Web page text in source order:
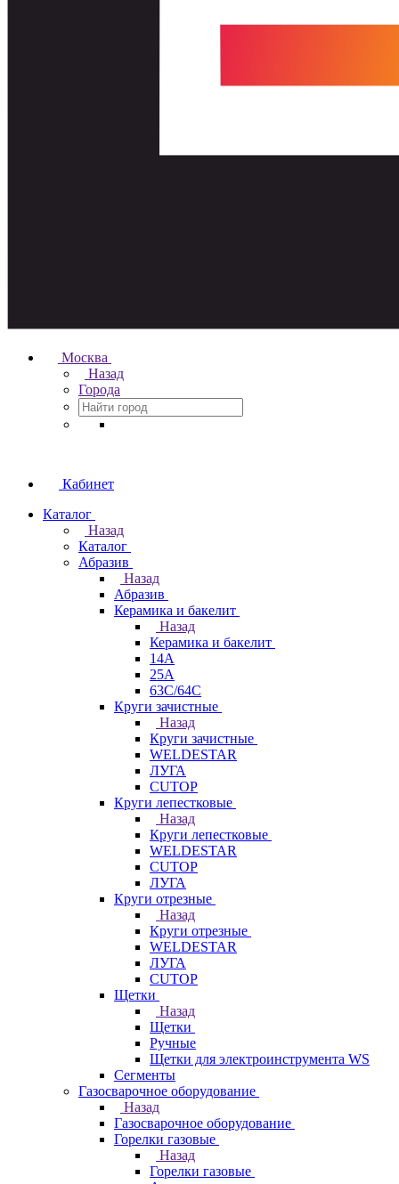
Москва
Назад
Города
Кабинет
Каталог
Назад
Каталог
Абразив
Назад
Абразив
Керамика и бакелит
Назад
Керамика и бакелит
14А
25А
63С/64С
Круги зачистные
Назад
Круги зачистные
WELDESTAR
ЛУГА
CUTOP
Круги лепестковые
Назад
Круги лепестковые
WELDESTAR
CUTOP
ЛУГА
Круги отрезные
Назад
Круги отрезные
WELDESTAR
ЛУГА
CUTOP
Щетки
Назад
Щетки
Ручные
Щетки для электроинструмента WS
Сегменты
Газосварочное оборудование
Назад
Газосварочное оборудование
Горелки газовые
Назад
Горелки газовые